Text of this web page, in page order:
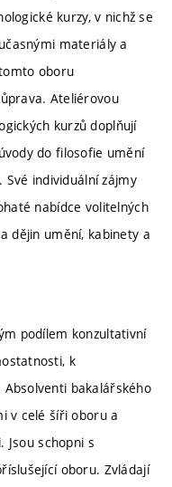
kurzy, v nichž se
materiály a
oboru
Ateliérovou
kurzů doplňují
do filosofie umění
individuální zájmy
nabídce volitelných
dějin umění, kabinety a
podílem konzultativní
k
bakalářského
v celé šíři oboru a
Jsou schopni s
oboru. Zvládají